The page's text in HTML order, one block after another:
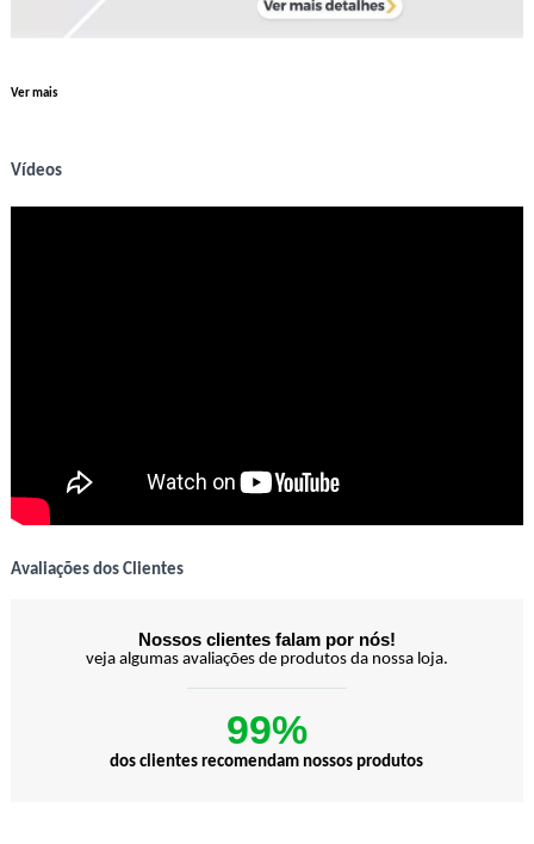
Ver mais
Vídeos
Avaliações dos Clientes
Nossos clientes falam por nós!
veja algumas avaliações de produtos da nossa loja.
99%
dos clientes recomendam nossos produtos